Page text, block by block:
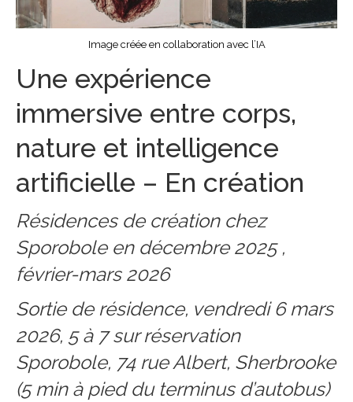
Image créée en collaboration avec l’IA
Une expérience
immersive entre corps,
nature et intelligence
artificielle – En création
Résidences de création chez
Sporoboleen décembre 2025 ,
février-mars 2026
Sortie de résidence, vendredi 6 mars
2026, 5 à 7 sur réservation
Sporobole, 74 rue Albert, Sherbrooke
(5 min à pied du terminus d’autobus)